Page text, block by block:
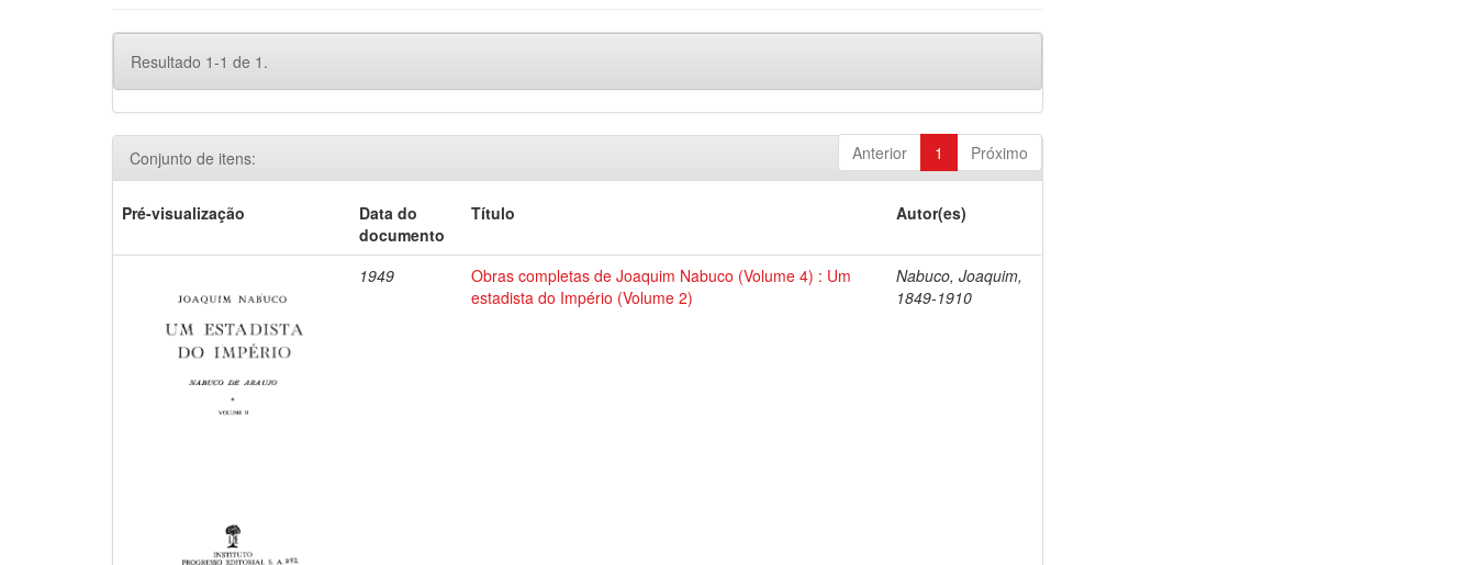
Resultado 1-1 de 1.
Anterior 1 Próximo
Conjunto de itens:
Pré-visualização
Data do
documento
Título Autor(es)
1949
Obras completas de Joaquim Nabuco (Volume 4) : Um
estadista do Império (Volume 2)
Nabuco, Joaquim,
1849-1910